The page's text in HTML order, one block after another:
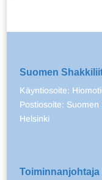
Suomen
Käyntiosoite:
Postiosoite:
Helsinki
Toiminnanjohtaja